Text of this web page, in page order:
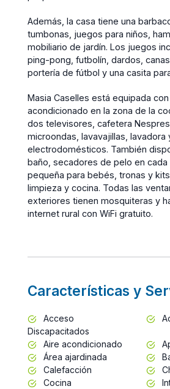
Además, la casa tiene una
tumbonas, juegos para niños,
mobiliario de jardín. Los juegos
ping-pong, futbolín, dardos,
portería de fútbol y una casita
Masia Caselles está equipada con
acondicionado en la zona de la
dos televisores, cafetera
microondas, lavavajillas, lavadora
electrodomésticos. También
baño, secadores de pelo en cada
pequeña para bebés, tronas y
limpieza y cocina. Todas las
exteriores tienen mosquiteras y
internet rural con WiFi gratuito.
Características y
Acceso
Discapacitados
Aire acondicionado
Área ajardinada
Calefacción
Cocina